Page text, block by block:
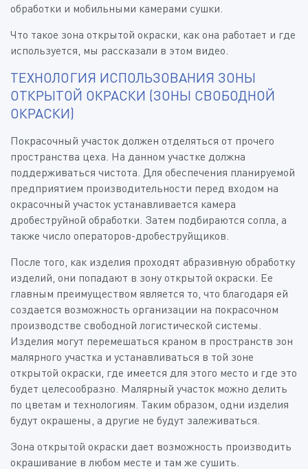
обработки и мобильными камерами сушки.
Что такое зона открытой окраски, как она работает и где
используется, мы рассказали в этом видео.
ТЕХНОЛОГИЯ ИСПОЛЬЗОВАНИЯ ЗОНЫ
ОТКРЫТОЙ ОКРАСКИ (ЗОНЫ СВОБОДНОЙ
ОКРАСКИ)
Покрасочный участок должен отделяться от прочего
пространства цеха. На данном участке должна
поддерживаться чистота. Для обеспечения планируемой
предприятием производительности перед входом на
окрасочный участок устанавливается камера
дробеструйной обработки. Затем подбираются сопла, а
также число операторов-дробеструйщиков.
После того, как изделия проходят абразивную обработку
изделий, они попадают в зону открытой окраски. Ее
главным преимуществом является то, что благодаря ей
создается возможность организации на покрасочном
производстве свободной логистической системы.
Изделия могут перемешаться краном в пространств зон
малярного участка и устанавливаться в той зоне
открытой окраски, где имеется для этого место и где это
будет целесообразно. Малярный участок можно делить
по цветам и технологиям. Таким образом, одни изделия
будут окрашены, а другие не будут залеживаться.
Зона открытой окраски дает возможность производить
окрашивание в любом месте и там же сушить.